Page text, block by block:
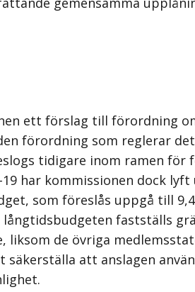
ett förslag till
förordning som reglerar
tidigare inom ramen för
har kommissionen dock
som föreslås uppgå till
fastställs
liksom de övriga
att anslagen